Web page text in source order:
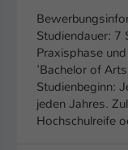
Studiendauer: 7
Praxisphase
'Bachelor of
Studienbeginn:
jeden Jahres.
Hochschulreife